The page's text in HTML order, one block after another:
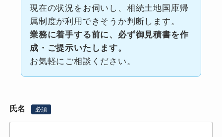
現在の状況をお伺いし、相続土地国庫帰
属制度が利用できそうか判断します。
業務に着手する前に、必ず御見積書を作
成・ご提示いたします。
お気軽にご相談ください。
氏名 必須